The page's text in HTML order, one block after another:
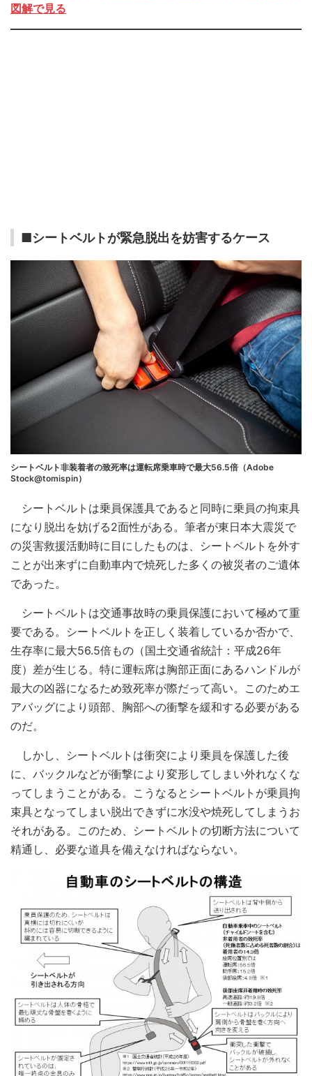
図解で見る
■シートベルトが緊急脱出を妨害するケース
シートベルト非装着者の致死率は運転席乗車時で最大56.5倍（Adobe
Stock@tomispin）
シートベルトは乗員保護具であると同時に乗員の拘束具
になり脱出を妨げる2面性がある。筆者が東日本大震災で
の災害救援活動時に目にしたものは、シートベルトを外す
ことが出来ずに自動車内で焼死した多くの被災者のご遺体
であった。
シートベルトは交通事故時の乗員保護において極めて重
要である。シートベルトを正しく装着しているか否かで、
生存率に最大56.5倍もの（国土交通省統計：平成26年
度）差が生じる。特に運転席は胸部正面にあるハンドルが
最大の凶器になるため致死率が際だって高い。このためエ
アバッグにより頭部、胸部への衝撃を緩和する必要がある
のだ。
しかし、シートベルトは衝突により乗員を保護した後
に、バックルなどが衝撃により変形してしまい外れなくな
ってしまうことがある。こうなるとシートベルトが乗員拘
束具となってしまい脱出できずに水没や焼死してしまうお
それがある。このため、シートベルトの切断方法について
精通し、必要な道具を備えなければならない。